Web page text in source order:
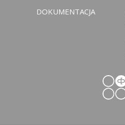
DOKUMENTACJA